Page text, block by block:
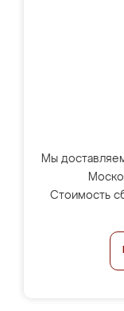
Мы
Стоимость